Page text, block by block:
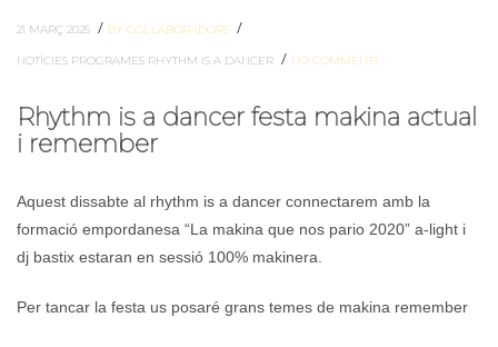
21 MARÇ 2025 / BY COL·LABORADORS /
NOTÍCIES PROGRAMES RHYTHM IS A DANCER / NO COMMENTS
Rhythm is a dancer festa makina actual
i remember
Aquest dissabte al rhythm is a dancer connectarem amb la
formació empordanesa “La makina que nos pario 2020” a-light i
dj bastix estaran en sessió 100% makinera.
Per tancar la festa us posaré grans temes de makina remember